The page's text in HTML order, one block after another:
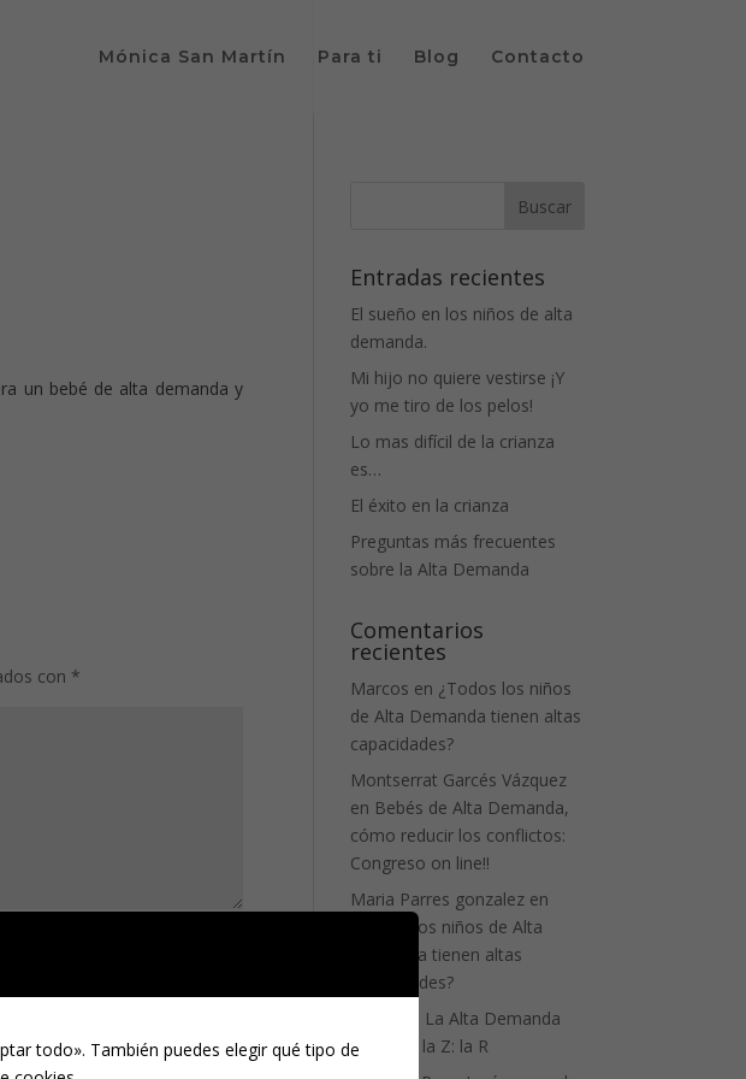
Mónica San Martín Para ti Blog Contacto
un bebé de alta demanda y
con *
Entradas recientes
El sueño en los niños de alta
demanda.
Mi hijo no quiere vestirse ¡Y
yo me tiro de los pelos!
Lo mas difícil de la crianza
es…
El éxito en la crianza
Preguntas más frecuentes
sobre la Alta Demanda
Comentarios
recientes
Marcos en ¿Todos los niños
de Alta Demanda tienen altas
capacidades?
Montserrat Garcés Vázquez
en Bebés de Alta Demanda,
cómo reducir los conflictos:
Congreso on line!!
Maria Parres gonzalez en
¿Todos los niños de Alta
Demanda tienen altas
capacidades?
La Alta Demanda
de la A a la Z: la R
todo». También puedes elegir qué tipo de